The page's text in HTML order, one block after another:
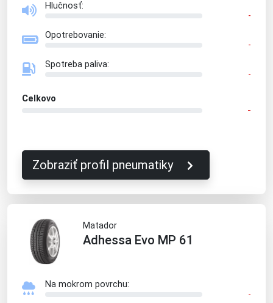
Hlučnosť:
-
Opotrebovanie:
-
Spotreba paliva:
-
Celkovo
-
Zobraziť profil pneumatiky
Matador
Adhessa Evo MP 61
Na mokrom povrchu:
-